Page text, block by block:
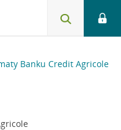
Banku Credit Agricole